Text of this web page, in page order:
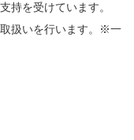
持を受けています。
扱いを行います。※一